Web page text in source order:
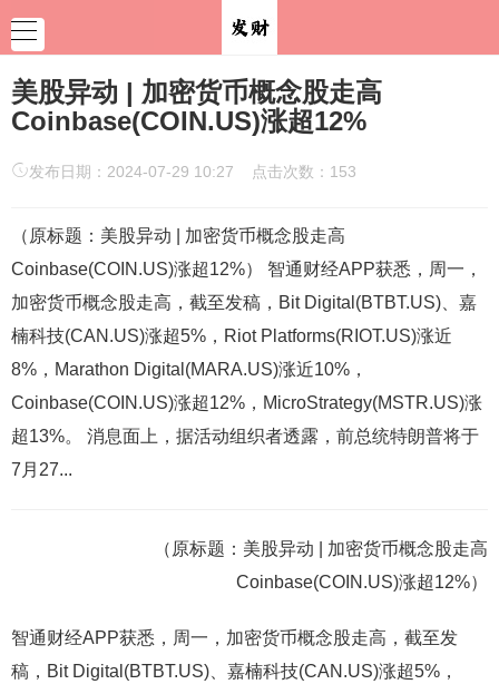
美股异动 | 加密货币概念股走高
Coinbase(COIN.US)涨超12%
发布日期：2024-07-29 10:27 点击次数：153
（原标题：美股异动 | 加密货币概念股走高
Coinbase(COIN.US)涨超12%） 智通财经APP获悉，周一，
加密货币概念股走高，截至发稿，Bit Digital(BTBT.US)、嘉
楠科技(CAN.US)涨超5%，Riot Platforms(RIOT.US)涨近
8%，Marathon Digital(MARA.US)涨近10%，
Coinbase(COIN.US)涨超12%，MicroStrategy(MSTR.US)涨
超13%。 消息面上，据活动组织者透露，前总统特朗普将于
7月27...
（原标题：美股异动 | 加密货币概念股走高
Coinbase(COIN.US)涨超12%）
智通财经APP获悉，周一，加密货币概念股走高，截至发
稿，Bit Digital(BTBT.US)、嘉楠科技(CAN.US)涨超5%，